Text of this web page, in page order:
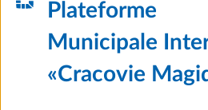
Plateforme
Municipale
«Cracovie